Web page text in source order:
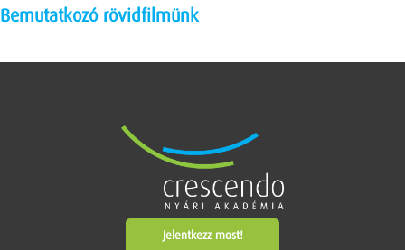
Bemutatkozó rövidfilmünk
Jelentkezz most!